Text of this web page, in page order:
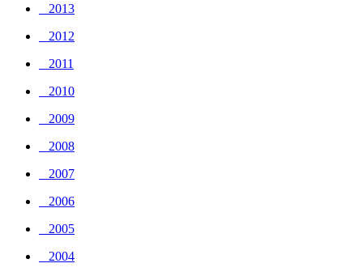
_ 2013
_ 2012
_ 2011
_ 2010
_ 2009
_ 2008
_ 2007
_ 2006
_ 2005
_ 2004